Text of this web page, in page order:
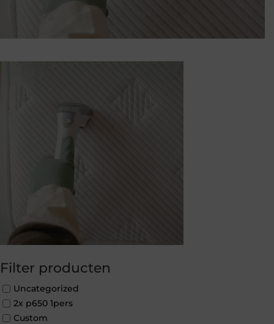
Filter producten
Uncategorized
2x p650 1pers
Custom